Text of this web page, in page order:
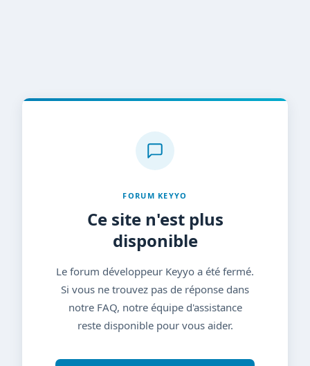
FORUM KEYYO
Ce site n'est plus
disponible
Le forum développeur Keyyo a été fermé.
Si vous ne trouvez pas de réponse dans
notre FAQ, notre équipe d'assistance
reste disponible pour vous aider.